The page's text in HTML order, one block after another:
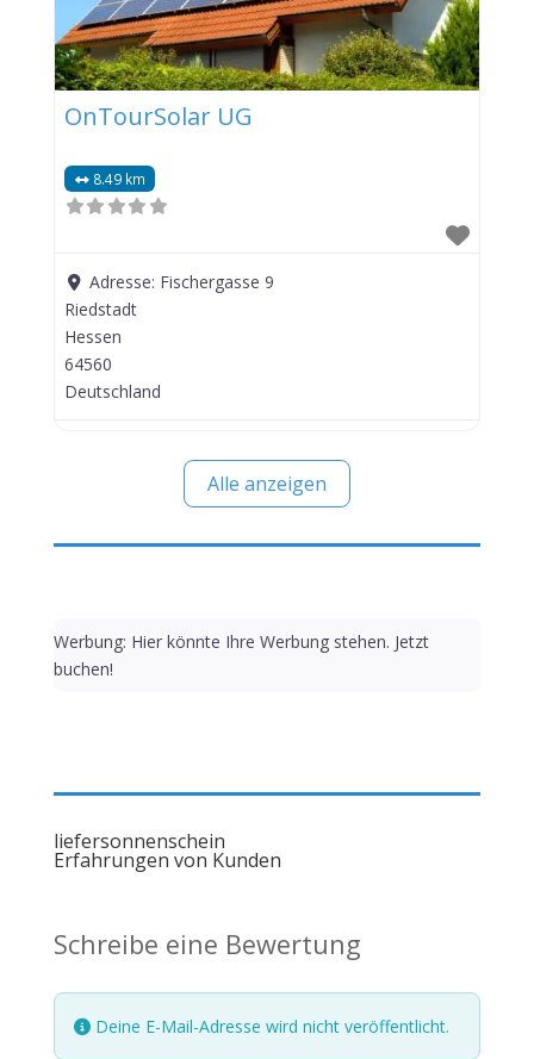
OnTourSolar UG
8.49 km
Adresse: Fischergasse 9
Riedstadt
Hessen
64560
Deutschland
Alle anzeigen
Werbung: Hier könnte Ihre Werbung stehen. Jetzt
buchen!
liefersonnenschein
Erfahrungen von Kunden
Schreibe eine Bewertung
Deine E-Mail-Adresse wird nicht veröffentlicht.